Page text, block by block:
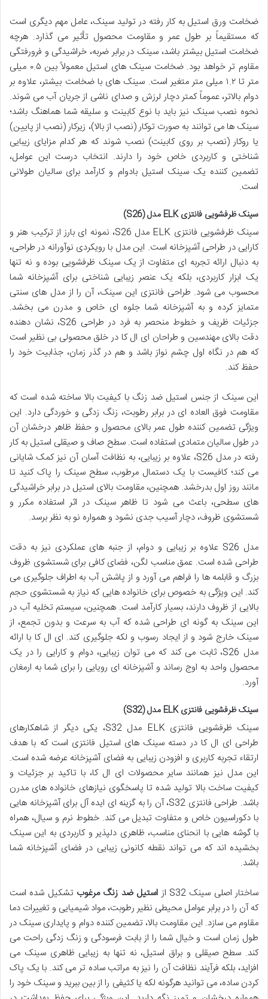
ضخامت ورق استیل به کار رفته در تولید سینک، عامل مهم دیگری است
که مستقیماً بر طول عمر و مقاومت محصول تأثیر می گذارد. هرچه
ضخامت استیل بیشتر باشد، سینک در برابر ضربه، خراشیدگی و فرورفتگی
مقاوم تر خواهد بود. ضخامت سینک های استیل معمولاً بین ۰.۵ میلی
متر تا ۱.۲ میلی متر متغیر است. سینک های با ضخامت بیشتر، علاوه بر
دوام بالاتر، عموماً کمتر دچار لرزش و صدای ناشی از جریان آب می شوند.
نحوه نصب سینک نیز باید با نوع کابینت و سلیقه شما هماهنگ باشد؛
سینک ها می توانند به صورت توکار (نصب از بالا)، زیرکار (نصب از پایین)
یا روکار (نصب بر روی کابینت) نصب شوند که هر کدام مزایای زیبایی
شناختی و کاربردی خاص خود را دارند. انتخاب درست این عوامل،
تضمین کننده یک سینک استیل بادوام و کارآمد برای سالیان طولانی
است.
سينک ظرفشویی فانتزی ELK مدل (S26)
سینک ظرفشویی فانتزی ELK مدل S26، نمونه ای بارز از ترکیب هنر و
کارایی در طراحی آشپزخانه است. این مدل با رویکردی نوآورانه در طراحی،
به دنبال ارائه تجربه ای متفاوت از یک سینک ظرفشویی بوده و نه تنها
یک ابزار کاربردی، بلکه یک عنصر زیبایی شناختی برای آشپزخانه شما
محسوب می شود. طراحی فانتزی این سینک، آن را از مدل های سنتی
متمایز کرده و به آشپزخانه شما جلوه ای خاص و مدرن می بخشد.
جزئیات ظریف و خطوط منحصر به فرد در طراحی S26، نشان دهنده
دقت بالای مهندسین و طراحان ای ال کا در خلق محصولی بی نظیر است
که هم در نگاه اول چشم نواز باشد و هم در گذر زمان، جذابیت خود را
حفظ کند.
این سینک از جنس استیل ضد زنگ با کیفیت بالا ساخته شده است که
مقاومت فوق العاده ای در برابر رطوبت، زنگ زدگی و خوردگی دارد. این
ویژگی تضمین کننده طول عمر بالای محصول و حفظ ظاهر درخشان آن
در طول سالیان متمادی استفاده است. سطح صاف و صیقلی استیل به کار
رفته در مدل S26، علاوه بر زیبایی، به نظافت آسان آن نیز کمک شایانی
می کند؛ کافیست با یک دستمال مرطوب، سطح سینک را پاک کنید تا
مانند روز اول بدرخشد. همچنین، مقاومت بالای استیل در برابر خراشیدگی
های سطحی، باعث می شود تا ظاهر سینک در اثر استفاده مکرر و
شستشوی ظروف، دچار آسیب جدی نشود و همواره نو به نظر برسد.
مدل S26 علاوه بر زیبایی و دوام، از جنبه های عملکردی نیز به دقت
طراحی شده است. عمق مناسب لگن، فضای کافی برای شستشوی ظروف
بزرگ و قابلمه ها را فراهم می آورد و از پاشش آب به اطراف جلوگیری می
کند. این ویژگی به خصوص برای خانواده هایی که نیاز به شستشوی حجم
بالایی از ظروف دارند، بسیار کارآمد است. همچنین، سیستم تخلیه آب در
این سینک به گونه ای طراحی شده که آب به سرعت و بدون تجمع، از
سینک خارج شود و از ایجاد رسوب و لکه جلوگیری کند. ای ال کا با ارائه
مدل S26، ثابت می کند که می توان زیبایی، دوام و کارایی را در یک
محصول واحد به اوج رساند و آشپزخانه ای رویایی را برای شما به ارمغان
آورد.
سينک ظرفشویی فانتزی ELK مدل (S32)
سینک ظرفشویی فانتزی ELK مدل S32، یکی دیگر از شاهکارهای
طراحی ای ال کا در دسته سینک های استیل فانتزی است که با هدف
ارتقاء تجربه کاربری و افزودن زیبایی به فضای آشپزخانه عرضه شده است.
این مدل نیز همانند سایر محصولات ای ال کا، با تاکید بر جزئیات و
کیفیت ساخت بالا تولید شده تا پاسخگوی نیازهای خانواده های مدرن
باشد. طراحی فانتزی S32، آن را به گزینه ای ایده آل برای آشپزخانه هایی
با دکوراسیون خاص و متفاوت تبدیل می کند. خطوط نرم و سیال، همراه
با گوشه هایی با انحنای مناسب، ظاهری دلپذیر و کاربردی به این سینک
بخشیده اند که می تواند نقطه کانونی زیبایی در فضای آشپزخانه شما
باشد.
ساختار اصلی سینک S32 از
استیل ضد زنگ مرغوب تشکیل شده است
که آن را در برابر عوامل محیطی نظیر رطوبت، مواد شیمیایی و تغییرات دما
مقاوم می سازد. این مقاومت بالا، تضمین کننده دوام و پایداری سینک در
طول زمان است و خیال شما را از بابت فرسودگی و زنگ زدگی راحت می
کند. سطح صیقلی و براق استیل، نه تنها به زیبایی ظاهری سینک می
افزاید، بلکه فرآیند نظافت آن را نیز به مراتب ساده تر می کند. با یک پاک
کردن ساده، می توانید هرگونه لکه یا کثیفی را از بین ببرید و سینک خود را